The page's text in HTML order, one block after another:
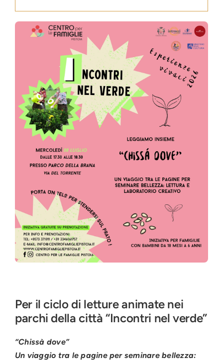
Press
Login
Per il ciclo di letture animate nei
parchi della città “Incontri nel verde”
“Chissà dove”
Un viaggio tra le pagine per seminare bellezza: